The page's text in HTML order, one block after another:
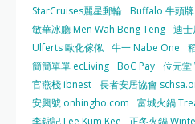
StarCruises麗星郵輪 Buffalo 牛頭牌
敏華冰廳 Men Wah Beng Teng 迪
Ulferts 歐化傢俬 牛一 Nabe One
簡簡單單 ecLiving BoC Pay 位元堂
官燕棧 ibnest 長者安居協會
安興號 onhingho.com
富城火鍋
李錦記 Lee Kum Kee
正冬火鍋